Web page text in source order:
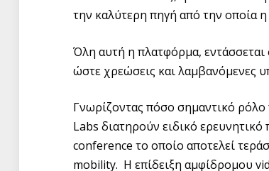
την καλύτερη πηγή από την οποία
Όλη αυτή η πλατφόρμα, εντάσσεται
ώστε χρεώσεις και λαμβανόμενες
Γνωρίζοντας πόσο σημαντικό ρόλο
Labs διατηρούν ειδικό
conference το οποίο αποτελεί
mobility. Η επίδειξη αμφίδρομου